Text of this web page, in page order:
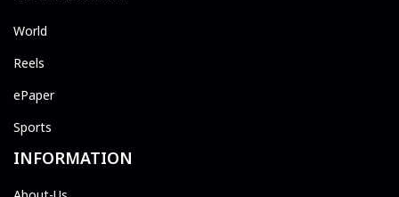
World
Reels
ePaper
Sports
INFORMATION